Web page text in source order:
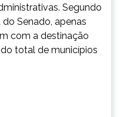
Segundo
Senado, apenas
com a destinação
total de municípios